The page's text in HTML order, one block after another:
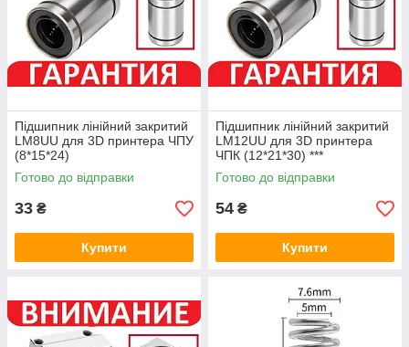
Підшипник лінійний закритий
LM8UU для 3D принтера ЧПУ
(8*15*24)
Готово до відправки
33 ₴
Купити
Підшипник лінійний закритий
LM12UU для 3D принтера
ЧПК (12*21*30) ***
Готово до відправки
54 ₴
Купити